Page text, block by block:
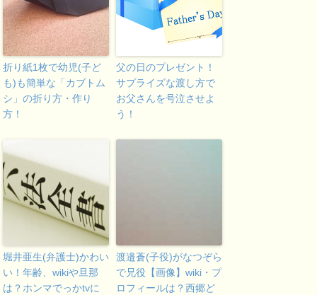
折り紙1枚で幼児(子ど
も)も簡単な「カブトム
シ」の折り方・作り
方！
父の日のプレゼント！
サプライズな渡し方で
お父さんを号泣させよ
う！
堀井亜生(弁護士)かわい
い！年齢、wikiや旦那
は？ホンマでっかtvに
渡邉蒼(子役)がなつぞら
で兄役【画像】wiki・プ
ロフィールは？西郷ど